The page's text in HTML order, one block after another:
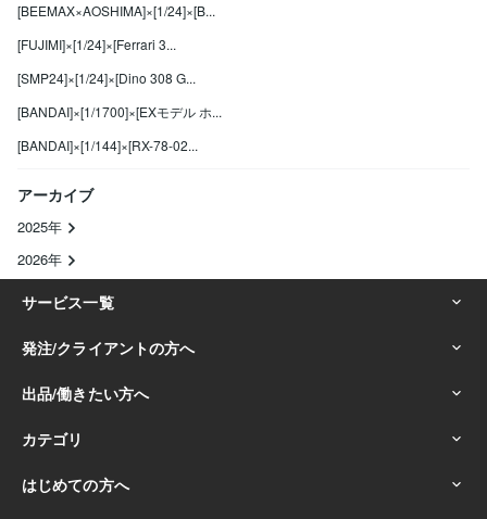
[BEEMAX×AOSHIMA]×[1/24]×[B...
[FUJIMI]×[1/24]×[Ferrari 3...
[SMP24]×[1/24]×[Dino 308 G...
[BANDAI]×[1/1700]×[EXモデル ホ...
[BANDAI]×[1/144]×[RX-78-02...
アーカイブ
2025年
2026年